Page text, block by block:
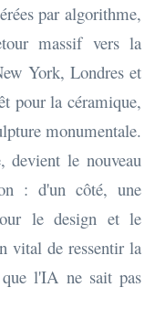
par algorithme,
massif vers la
York, Londres et
pour la céramique,
monumentale.
le nouveau
: d'un côté, une
le design et le
vital de ressentir la
l'IA ne sait pas